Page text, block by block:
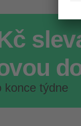
konce týdne